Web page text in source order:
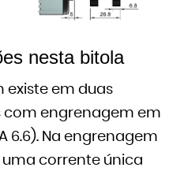
nesta bitola
existe em duas
com engrenagem em
6.6). Na engrenagem
corrente única